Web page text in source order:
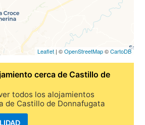
Leaflet| ©OpenStreetMap©CartoDB
cerca de Castillo de
todos los alojamientos
de Castillo de Donnafugata